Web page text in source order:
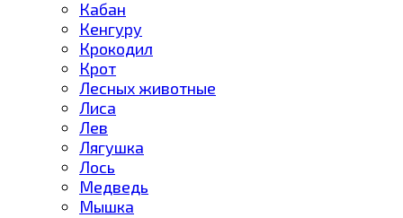
Кабан
Кенгуру
Крокодил
Крот
Лесных животные
Лиса
Лев
Лягушка
Лось
Медведь
Мышка